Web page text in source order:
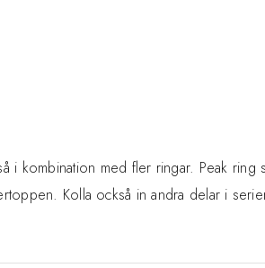
i kombination med fler ringar. Peak ring
Kolla också in andra delar i